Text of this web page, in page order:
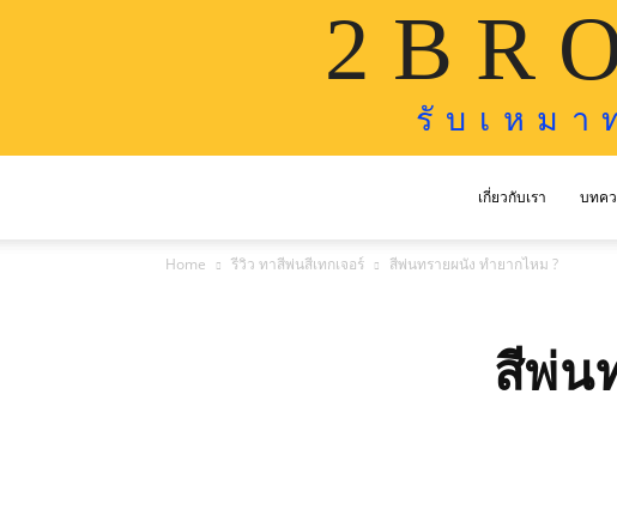
2 B R
รั บ เ ห ม า
เกี่ยวกับเรา บทค
Home รีวิว ทาสีพ่นสีเทกเจอร์ สีพ่นทรายผนัง ทำยากไหม ?
สีพ่น